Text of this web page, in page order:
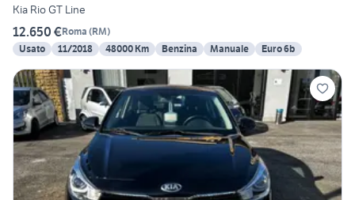
Kia Rio GT Line
12.650 €Roma (RM)
Usato
11/2018 48000 Km Benzina Manuale Euro 6b